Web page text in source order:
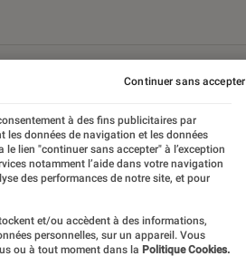
à des fins publicitaires par
les données de navigation et les données
lien "continuer sans accepter" à l’exception
notamment l’aide dans votre navigation
des performances de notre site, et pour
et/ou accèdent à des informations,
personnelles, sur un appareil. Vous
ou à tout moment dans la Politique Cookies.
Continuer sans accepter